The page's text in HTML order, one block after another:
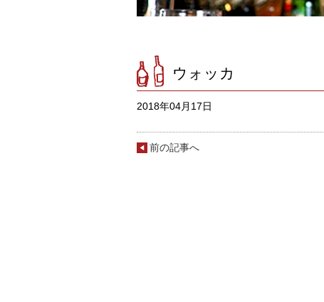
ウォッカ
2018年04月17日
前の記事へ